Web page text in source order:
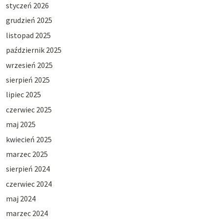
styczeń 2026
grudzień 2025
listopad 2025
październik 2025
wrzesień 2025
sierpień 2025
lipiec 2025
czerwiec 2025
maj 2025
kwiecień 2025
marzec 2025
sierpień 2024
czerwiec 2024
maj 2024
marzec 2024